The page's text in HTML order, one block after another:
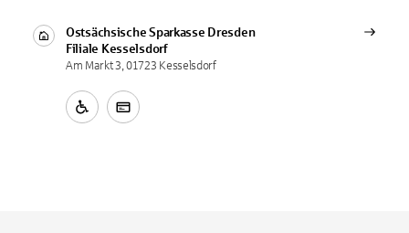
Ostsächsische Sparkasse Dresden
Filiale Kesselsdorf
Am Markt 3, 01723 Kesselsdorf